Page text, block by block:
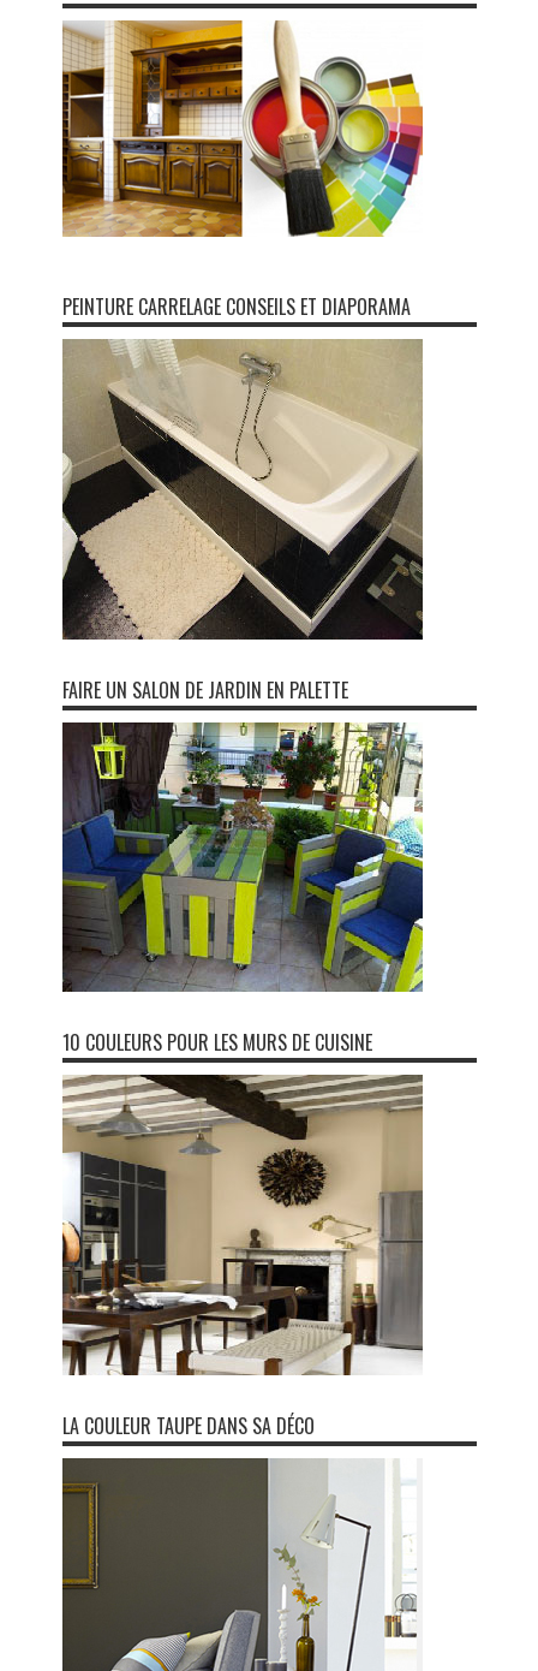
PEINTURE CARRELAGE CONSEILS ET DIAPORAMA
FAIRE UN SALON DE JARDIN EN PALETTE
10 COULEURS POUR LES MURS DE CUISINE
LA COULEUR TAUPE DANS SA DÉCO